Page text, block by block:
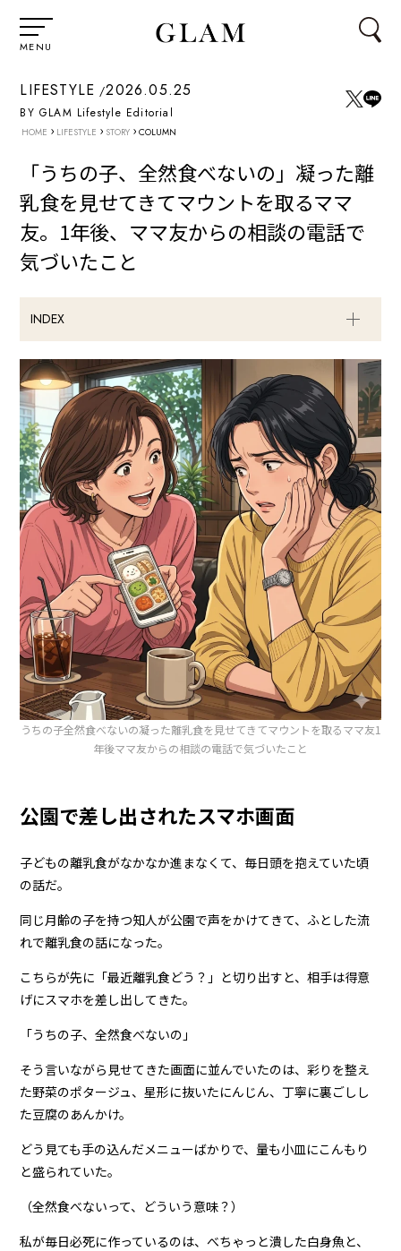
MENU
LIFESTYLE 2026.05.25
BY GLAM Lifestyle Editorial
HOME › LIFESTYLE › STORY › COLUMN
「うちの子、全然食べないの」凝った離
乳食を見せてきてマウントを取るママ
友。1年後、ママ友からの相談の電話で
気づいたこと
INDEX
うちの子全然食べないの凝った離乳食を見せてきてマウントを取るママ友1
年後ママ友からの相談の電話で気づいたこと
公園で差し出されたスマホ画面
子どもの離乳食がなかなか進まなくて、毎日頭を抱えていた頃
の話だ。
同じ月齢の子を持つ知人が公園で声をかけてきて、ふとした流
れで離乳食の話になった。
こちらが先に「最近離乳食どう？」と切り出すと、相手は得意
げにスマホを差し出してきた。
「うちの子、全然食べないの」
そう言いながら見せてきた画面に並んでいたのは、彩りを整え
た野菜のポタージュ、星形に抜いたにんじん、丁寧に裏ごしし
た豆腐のあんかけ。
どう見ても手の込んだメニューばかりで、量も小皿にこんもり
と盛られていた。
（全然食べないって、どういう意味？）
私が毎日必死に作っているのは、べちゃっと潰した白身魚と、